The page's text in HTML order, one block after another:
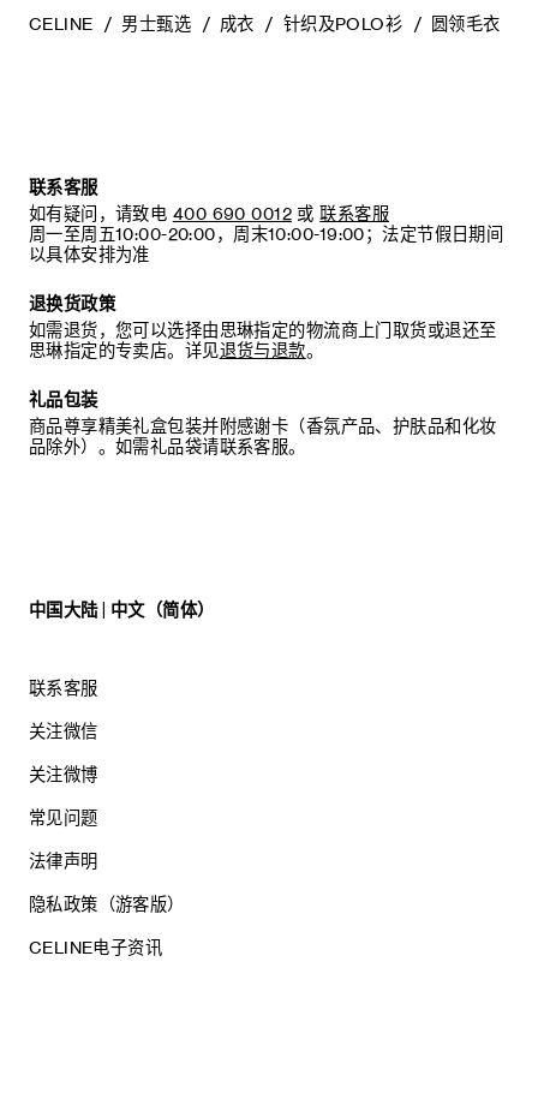
CELINE 男士甄选 成衣 针织及POLO衫 圆领毛衣
联系客服
如有疑问，请致电 400 690 0012 或 联系客服
周一至周五10:00-20:00，周末10:00-19:00；法定节假日期间
以具体安排为准
退换货政策
如需退货，您可以选择由思琳指定的物流商上门取货或退还至
思琳指定的专卖店。详见退货与退款。
礼品包装
商品尊享精美礼盒包装并附感谢卡（香氛产品、护肤品和化妆
品除外）。如需礼品袋请联系客服。
中国大陆 | 中文（简体）
联系客服
关注微信
关注微博
常见问题
法律声明
隐私政策（游客版）
CELINE电子资讯